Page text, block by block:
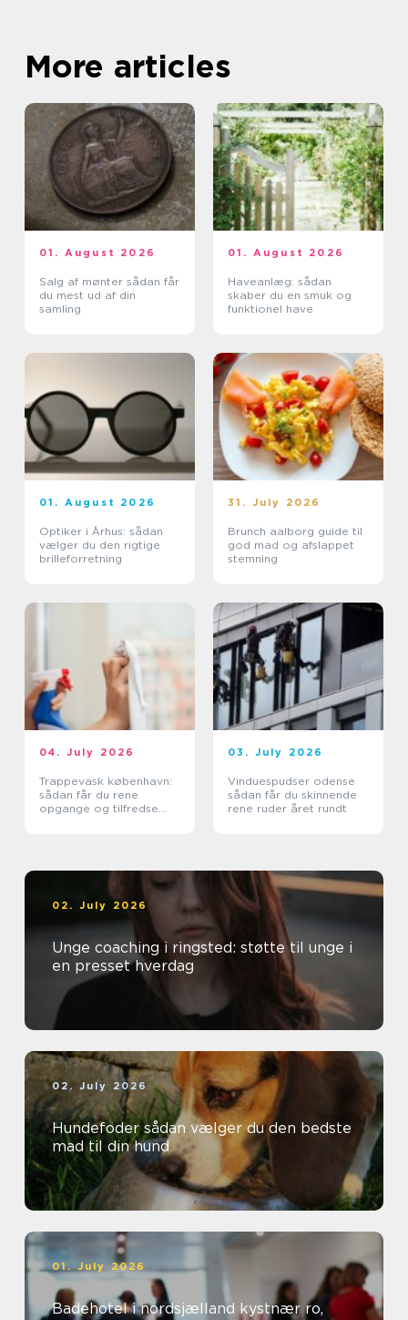
More articles
01. August 2026
Salg af mønter sådan får
du mest ud af din
samling
01. August 2026
Haveanlæg: sådan
skaber du en smuk og
funktionel have
01. August 2026
Optiker i Århus: sådan
vælger du den rigtige
brilleforretning
31. July 2026
Brunch aalborg guide til
god mad og afslappet
stemning
04. July 2026
Trappevask københavn:
sådan får du rene
opgange og tilfredse
03. July 2026
Vinduespudser odense
sådan får du skinnende
rene ruder året rundt
02. July 2026
Unge coaching i ringsted: støtte til unge i
en presset hverdag
02. July 2026
Hundefoder sådan vælger du den bedste
mad til din hund
01. July 2026
Badehotel i nordsjælland kystnær ro,